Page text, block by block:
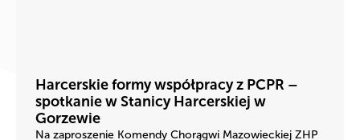
Harcerskie formy współpracy z PCPR –
spotkanie w Stanicy Harcerskiej w
Gorzewie
Na zaproszenie Komendy Chorągwi Mazowieckiej ZHP